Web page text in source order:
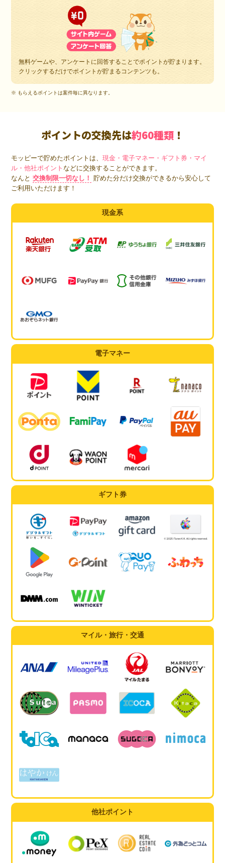
無料ゲームや、アンケートに回答することでポイントが貯まります。
クリックするだけでポイントが貯まるコンテンツも。
※ もらえるポイントは案件毎に異なります。
ポイントの交換先は約60種類 ！
モッピーで貯めたポイントは、現金・電子マネー・ギフト券・マイ
ル・他社ポイントなどに交換することができます。
なんと 交換制限一切なし！
貯めた分だけ交換ができるから安心して
ご利用いただけます！
現金系
電子マネー
ギフト券
マイル・旅行・交通
他社ポイント